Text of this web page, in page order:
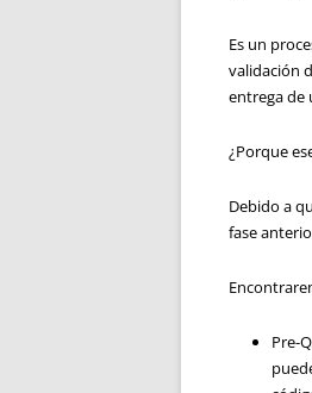
Es un
validación
entrega de
¿Porque
Debido a
fase
Pre-